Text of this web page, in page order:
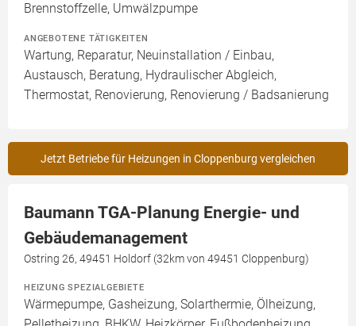
Brennstoffzelle, Umwälzpumpe
ANGEBOTENE TÄTIGKEITEN
Wartung, Reparatur, Neuinstallation / Einbau,
Austausch, Beratung, Hydraulischer Abgleich,
Thermostat, Renovierung, Renovierung / Badsanierung
Jetzt Betriebe für Heizungen in Cloppenburg vergleichen
Baumann TGA-Planung Energie- und
Gebäudemanagement
Ostring 26, 49451 Holdorf (32km von 49451 Cloppenburg)
HEIZUNG SPEZIALGEBIETE
Wärmepumpe, Gasheizung, Solarthermie, Ölheizung,